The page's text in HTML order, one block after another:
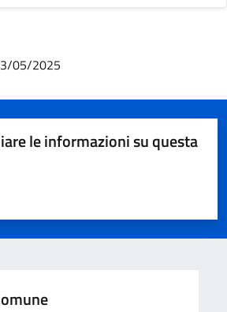
05/2025
le informazioni su questa
5 stelle su 5
stelle su 5
su 5
5